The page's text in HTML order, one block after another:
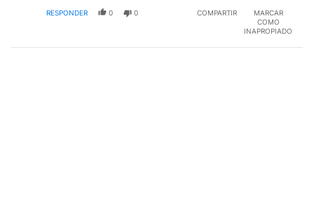
RESPONDER 0 0 COMPARTIR
MARCAR
COMO
INAPROPIADO